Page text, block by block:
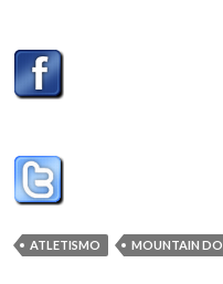
ATLETISMO MOUNTAIN DO